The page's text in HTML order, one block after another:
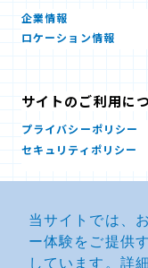
当サイトでは、
ー体験をご提供
しています。詳
企業情報
ロケーション情報
サイトのご利用に
プライバシーポリシー
セキュリティポリシー
お問い合せ
よくあるお問い合わせ